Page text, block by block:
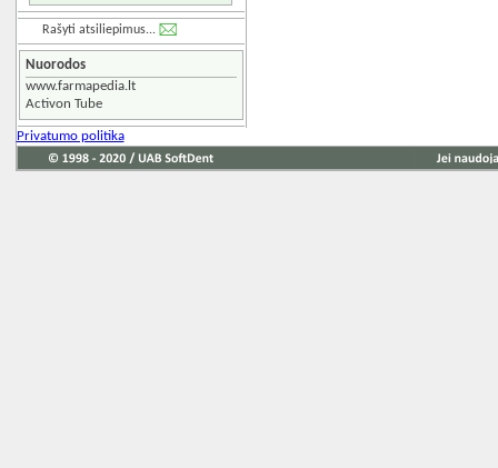
Rašyti atsiliepimus...
Nuorodos
www.farmapedia.lt
Activon Tube
Privatumo politika